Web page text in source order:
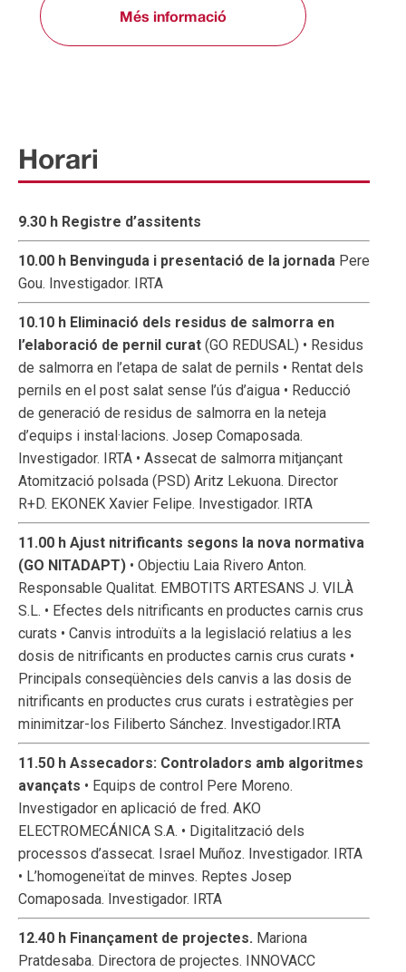
Més informació
Horari
9.30 h Registre d’assitents
10.00 h Benvinguda i presentació de la jornada Pere
Gou. Investigador. IRTA
10.10 h Eliminació dels residus de salmorra en
l’elaboració de pernil curat (GO REDUSAL) • Residus
de salmorra en l’etapa de salat de pernils • Rentat dels
pernils en el post salat sense l’ús d’aigua • Reducció
de generació de residus de salmorra en la neteja
d’equips i instal·lacions. Josep Comaposada.
Investigador. IRTA • Assecat de salmorra mitjançant
Atomització polsada (PSD) Aritz Lekuona. Director
R+D. EKONEK Xavier Felipe. Investigador. IRTA
11.00 h Ajust nitrificants segons la nova normativa
(GO NITADAPT) • Objectiu Laia Rivero Anton.
Responsable Qualitat. EMBOTITS ARTESANS J. VILÀ
S.L. • Efectes dels nitrificants en productes carnis crus
curats • Canvis introduïts a la legislació relatius a les
dosis de nitrificants en productes carnis crus curats •
Principals conseqüències dels canvis a las dosis de
nitrificants en productes crus curats i estratègies per
minimitzar-los Filiberto Sánchez. Investigador.IRTA
11.50 h Assecadors: Controladors amb algoritmes
avançats • Equips de control Pere Moreno.
Investigador en aplicació de fred. AKO
ELECTROMECÁNICA S.A. • Digitalització dels
processos d’assecat. Israel Muñoz. Investigador. IRTA
• L’homogeneïtat de minves. Reptes Josep
Comaposada. Investigador. IRTA
12.40 h Finançament de projectes. Mariona
Pratdesaba. Directora de projectes. INNOVACC